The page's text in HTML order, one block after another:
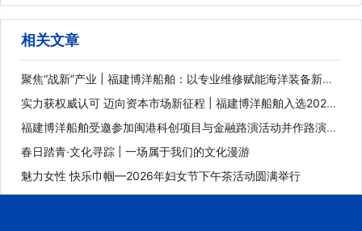
相关文章
聚焦“战新”产业 | 福建博洋船舶：以专业维修赋能海洋装备新未
实力获权威认可 迈向资本市场新征程 | 福建博洋船舶入选2025
福建博洋船舶受邀参加闽港科创项目与金融路演活动并作路演推
春日踏青·文化寻踪 | 一场属于我们的文化漫游
魅力女性 快乐巾帼—2026年妇女节下午茶活动圆满举行